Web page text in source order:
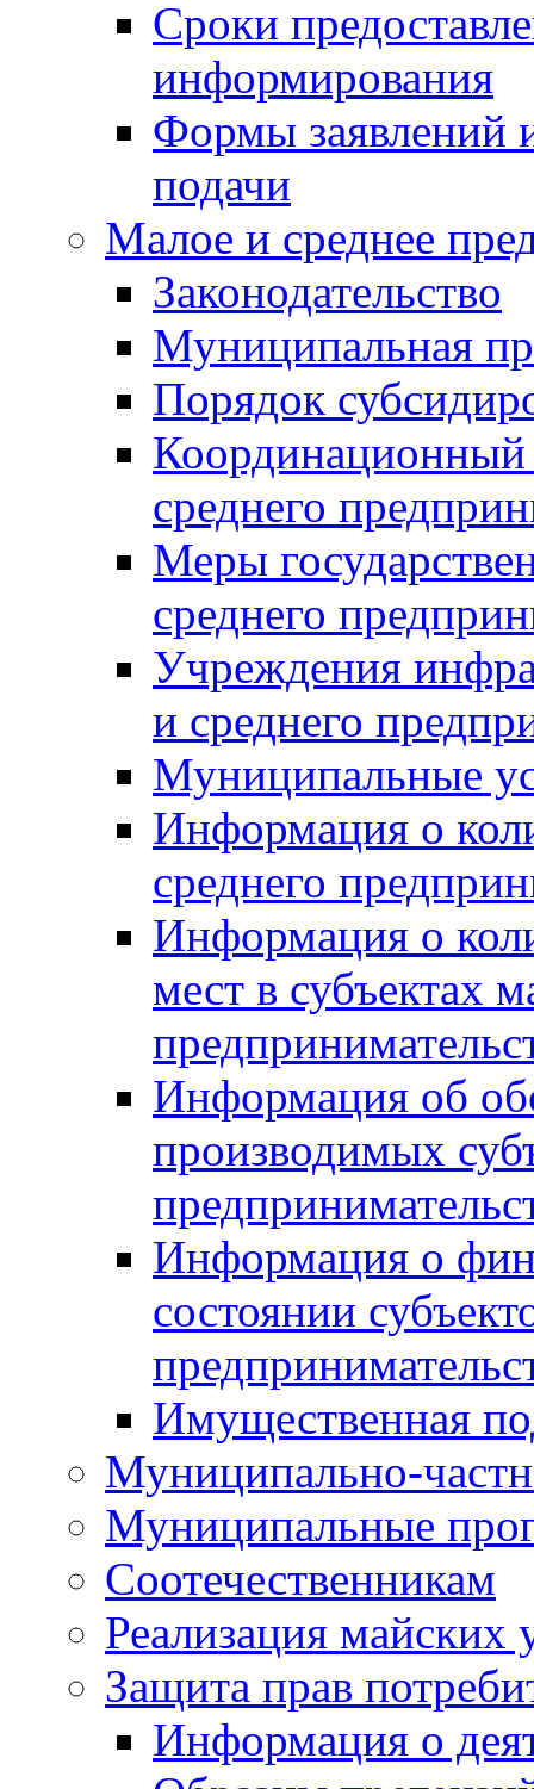
Сроки
информирования
Формы заявлений
подачи
Малое и среднее
Законодательство
Муниципальная
Порядок
Координационный
среднего
Меры
среднего
Учреждения
и среднего
Муниципальные
Информация о
среднего
Информация о
мест в субъектах
Информация об
производимых
Информация о
состоянии
Имущественная
Муниципально-
Муниципальные
Соотечественникам
Реализация майских
Защита прав
Информация о